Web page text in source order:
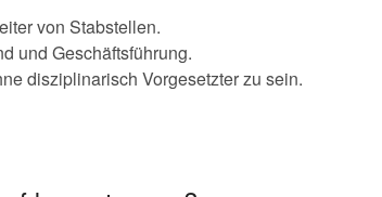
von Stabstellen.
und Geschäftsführung.
disziplinarisch Vorgesetzter zu sein.